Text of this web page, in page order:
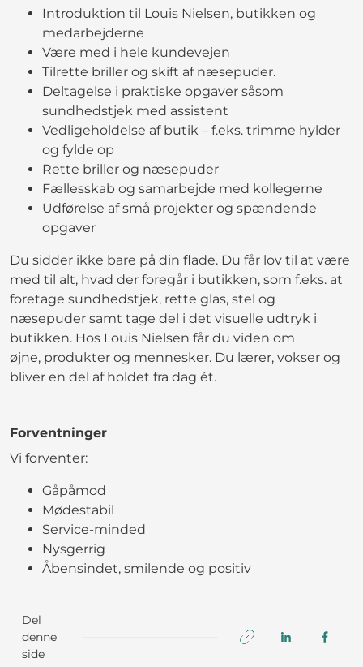
Introduktion til Louis Nielsen, butikken og
medarbejderne
Være med i hele kundevejen
Tilrette briller og skift af næsepuder.
Deltagelse i praktiske opgaver såsom
sundhedstjek med assistent
Vedligeholdelse af butik – f.eks. trimme hylder
og fylde op
Rette briller og næsepuder
Fællesskab og samarbejde med kollegerne
Udførelse af små projekter og spændende
opgaver
Du sidder ikke bare på din flade. Du får lov til at være
med til alt, hvad der foregår i butikken, som f.eks. at
foretage sundhedstjek, rette glas, stel og
næsepuder samt tage del i det visuelle udtryk i
butikken. Hos Louis Nielsen får du viden om
øjne, produkter og mennesker. Du lærer, vokser og
bliver en del af holdet fra dag ét.
Forventninger
Vi forventer:
Gåpåmod
Mødestabil
Service-minded
Nysgerrig
Åbensindet, smilende og positiv
Del
denne
side